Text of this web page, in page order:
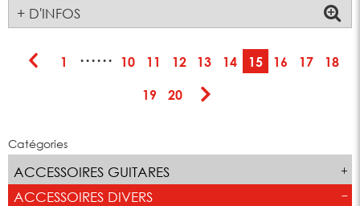
Catégories
ACCESSOIRES GUITARES
ACCESSOIRES DIVERS
+ D'INFOS
1 ······ 10 11 12 13 14 15 16 17 18
19 20